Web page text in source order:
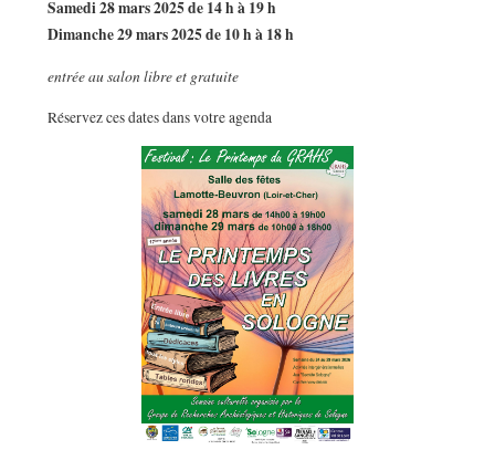
Samedi 28 mars 2025 de 14 h à 19 h
Dimanche 29 mars 2025 de 10 h à 18 h
entrée au salon libre et gratuite
Réservez ces dates dans votre agenda